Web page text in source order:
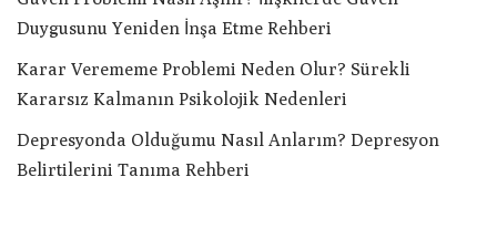
Duygusunu Yeniden İnşa Etme Rehberi
Karar Verememe Problemi Neden Olur? Sürekli
Kararsız Kalmanın Psikolojik Nedenleri
Depresyonda Olduğumu Nasıl Anlarım? Depresyon
Belirtilerini Tanıma Rehberi